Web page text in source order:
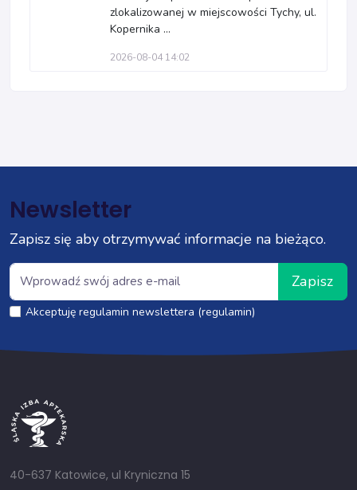
zlokalizowanej w miejscowości Tychy, ul.
Kopernika ...
2026-08-04 14:02
Newsletter
Zapisz się aby otrzymywać informacje na bieżąco.
Zapisz
Akceptuję regulamin newslettera (regulamin)
40-637 Katowice, ul Kryniczna 15